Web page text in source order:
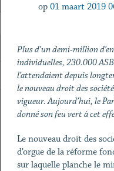
op 01 maart 2019
Plus d’un demi-million
individuelles, 230.000
l’attendaient depuis
le nouveau droit des
vigueur. Aujourd’hui, le
donné son feu vert à cet
Le nouveau droit des
d’orgue de la réforme
sur laquelle planche le